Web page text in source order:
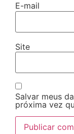
E-mail
Site
Salvar meus
próxima vez